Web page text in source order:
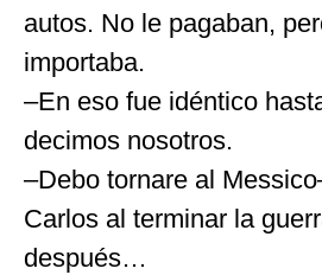
autos. No le pagaban,
importaba.
–En eso fue idéntico
decimos nosotros.
–Debo tornare al
Carlos al terminar la
después…